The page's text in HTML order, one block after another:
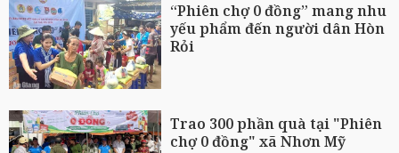
“Phiên chợ 0 đồng” mang nhu
yếu phẩm đến người dân Hòn
Rỏi
Trao 300 phần quà tại "Phiên
chợ 0 đồng" xã Nhơn Mỹ